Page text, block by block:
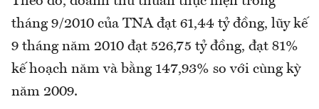
tháng 9/2010 của TNA đạt 61,44 tỷ đồng, lũy kế
9 tháng năm 2010 đạt 526,75 tỷ đồng, đạt 81%
kế hoạch năm và bằng 147,93% so với cùng kỳ
năm 2009.